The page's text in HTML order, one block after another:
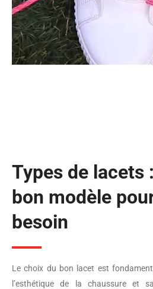
Types de lacets
bon modèle
besoin
Le choix du bon lacet est
l’esthétique de la chaussure et